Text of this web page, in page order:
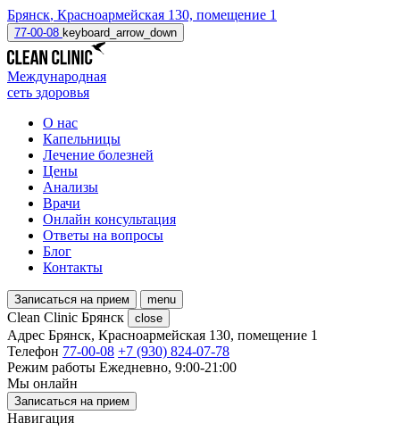
Брянск, Красноармейская 130, помещение 1
77-00-08 keyboard_arrow_down
Международная
сеть здоровья
О нас
Капельницы
Лечение болезней
Цены
Анализы
Врачи
Онлайн консультация
Ответы на вопросы
Блог
Контакты
Записаться на прием menu
Clean Clinic Брянск close
Адрес Брянск, Красноармейская 130, помещение 1
Телефон 77-00-08 +7 (930) 824-07-78
Режим работы Ежедневно, 9:00-21:00
Мы онлайн
Записаться на прием
Навигация